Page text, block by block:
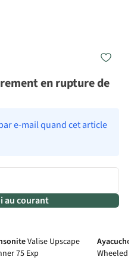
en rupture de
e-mail quand cet article
au courant
Valise Upscape
75 Exp
Wheeled